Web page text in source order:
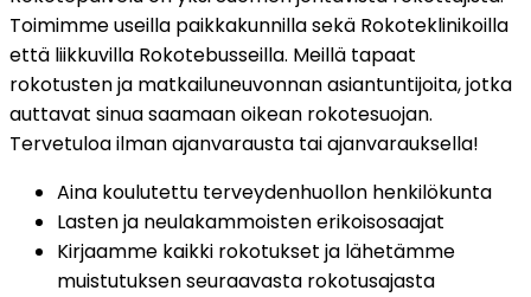
Toimimme useilla paikkakunnilla sekä Rokoteklinikoilla
että liikkuvilla Rokotebusseilla. Meillä tapaat
rokotusten ja matkailuneuvonnan asiantuntijoita, jotka
auttavat sinua saamaan oikean rokotesuojan.
Tervetuloa ilman ajanvarausta tai ajanvarauksella!
Aina koulutettu terveydenhuollon henkilökunta
Lasten ja neulakammoisten erikoisosaajat
Kirjaamme kaikki rokotukset ja lähetämme
muistutuksen seuraavasta rokotusajasta